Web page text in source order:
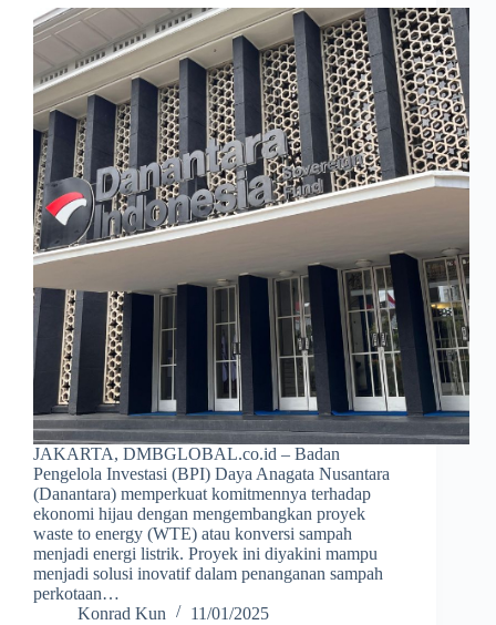
JAKARTA, DMBGLOBAL.co.id – Badan
Pengelola Investasi (BPI) Daya Anagata Nusantara
(Danantara) memperkuat komitmennya terhadap
ekonomi hijau dengan mengembangkan proyek
waste to energy (WTE) atau konversi sampah
menjadi energi listrik. Proyek ini diyakini mampu
menjadi solusi inovatif dalam penanganan sampah
perkotaan…
Konrad Kun
11/01/2025